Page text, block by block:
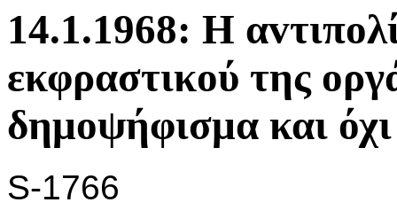
14.1.1968: Η
εκφραστικoύ της
δημoψήφισμα και όχι
S-1766